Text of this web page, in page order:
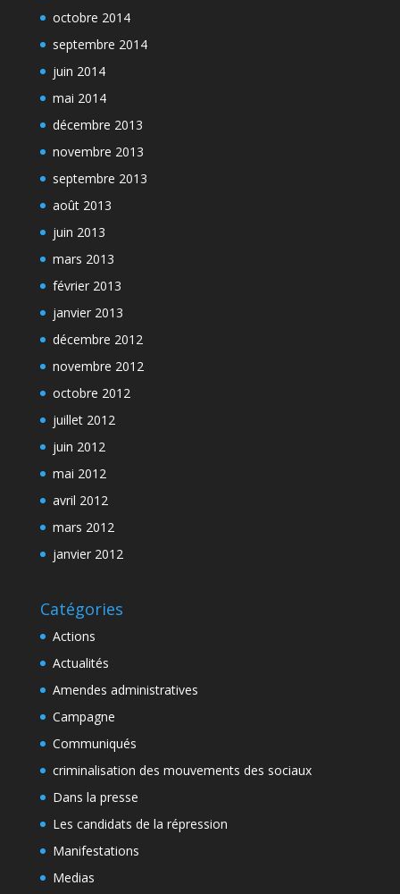
octobre 2014
septembre 2014
juin 2014
mai 2014
décembre 2013
novembre 2013
septembre 2013
août 2013
juin 2013
mars 2013
février 2013
janvier 2013
décembre 2012
novembre 2012
octobre 2012
juillet 2012
juin 2012
mai 2012
avril 2012
mars 2012
janvier 2012
Catégories
Actions
Actualités
Amendes administratives
Campagne
Communiqués
criminalisation des mouvements des sociaux
Dans la presse
Les candidats de la répression
Manifestations
Medias